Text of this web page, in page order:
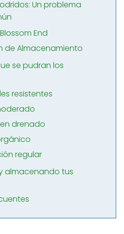
Un problema
End
de Almacenamiento
se pudran los
resistentes
drenado
regular
almacenando tus